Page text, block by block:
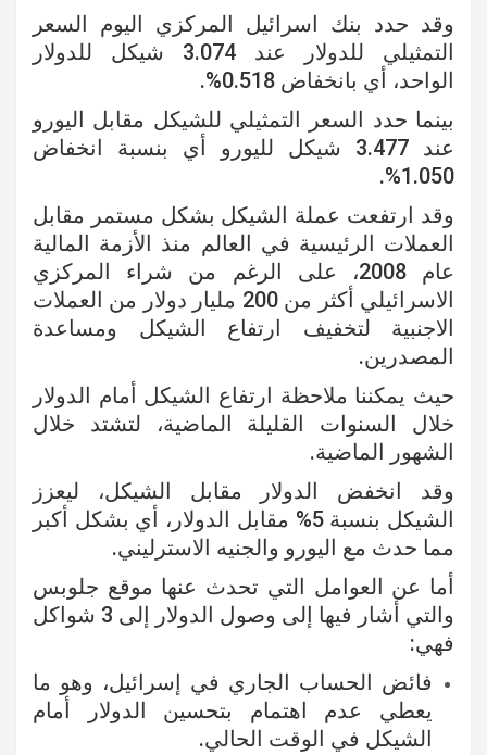
وقد حدد بنك اسرائيل المركزي اليوم السعر
التمثيلي للدولار عند 3.074 شيكل للدولار
الواحد، أي بانخفاض 0.518%.
بينما حدد السعر التمثيلي للشيكل مقابل اليورو
عند 3.477 شيكل لليورو أي بنسبة انخفاض
1.050%.
وقد ارتفعت عملة الشيكل بشكل مستمر مقابل
العملات الرئيسية في العالم منذ الأزمة المالية
عام 2008، على الرغم من شراء المركزي
الاسرائيلي أكثر من 200 مليار دولار من العملات
الاجنبية لتخفيف ارتفاع الشيكل ومساعدة
المصدرين.
حيث يمكننا ملاحظة ارتفاع الشيكل أمام الدولار
خلال السنوات القليلة الماضية، لتشتد خلال
الشهور الماضية.
وقد انخفض الدولار مقابل الشيكل، ليعزز
الشيكل بنسبة 5% مقابل الدولار، أي بشكل أكبر
مما حدث مع اليورو والجنيه الاسترليني.
أما عن العوامل التي تحدث عنها موقع جلوبس
والتي أشار فيها إلى وصول الدولار إلى 3 شواكل
فهي:
فائض الحساب الجاري في إسرائيل، وهو ما
يعطي عدم اهتمام بتحسين الدولار أمام
الشيكل في الوقت الحالي.